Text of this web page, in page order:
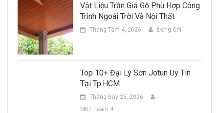
Vật Liệu Trần Giả Gỗ Phù Hợp Công
Trình Ngoài Trời Và Nội Thất
Tháng Tám 4, 2026 Đông Chí
Top 10+ Đại Lý Sơn Jotun Uy Tín
Tại Tp.HCM
Tháng Bảy 25, 2026
MKT Team 4